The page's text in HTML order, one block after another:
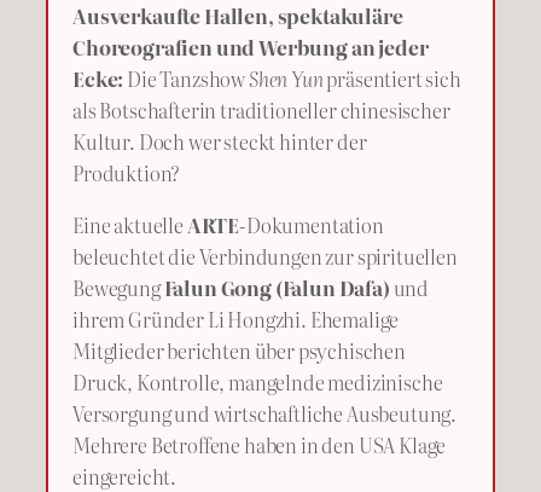
Ausverkaufte Hallen, spektakuläre
Choreografien und Werbung an jeder
Ecke: Die TanzshowShen Yunpräsentiert sich
als Botschafterin traditioneller chinesischer
Kultur. Doch wer steckt hinter der
Produktion?
Eine aktuelle ARTE-Dokumentation
beleuchtet die Verbindungen zur spirituellen
BewegungFalun Gong (Falun Dafa) und
ihrem Gründer Li Hongzhi. Ehemalige
Mitglieder berichten über psychischen
Druck, Kontrolle, mangelnde medizinische
Versorgung und wirtschaftliche Ausbeutung.
Mehrere Betroffene haben in den USA Klage
eingereicht.